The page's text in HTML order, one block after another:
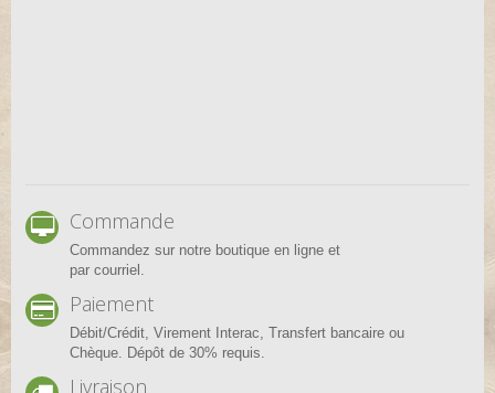
Commande
Commandez sur notre boutique en ligne et
par courriel.
Paiement
Débit/Crédit, Virement Interac, Transfert bancaire ou
Chèque. Dépôt de 30% requis.
Livraison